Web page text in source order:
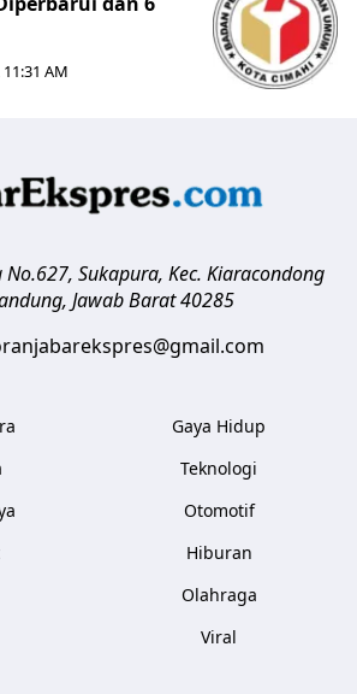
AM
No.627, Sukapura, Kec. Kiaracondong
, Jawab Barat 40285
Gaya Hidup
Teknologi
Otomotif
Hiburan
Olahraga
Viral